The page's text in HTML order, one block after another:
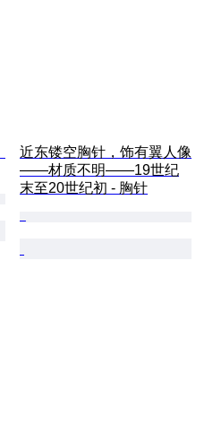
近东镂空胸针，饰有翼人像
——材质不明——19世纪
末至20世纪初 - 胸针